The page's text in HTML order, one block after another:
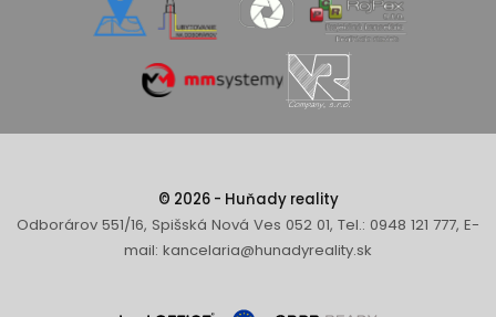
© 2026 - Huňady reality
Odborárov 551/16, Spišská Nová Ves 052 01, Tel.: 0948 121 777, E-
mail: kancelaria@hunadyreality.sk